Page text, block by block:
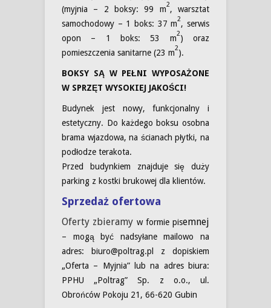
(myjnia – 2 boksy: 99 m2, warsztat
samochodowy – 1 boks: 37 m2, serwis
opon – 1 boks: 53 m2) oraz
pomieszczenia sanitarne (23 m2).
BOKSY SĄ W PEŁNI WYPOSAŻONE
W SPRZĘT WYSOKIEJ JAKOŚCI!
Budynek jest nowy, funkcjonalny i
estetyczny. Do każdego boksu osobna
brama wjazdowa, na ścianach płytki, na
podłodze terakota.
Przed budynkiem znajduje się duży
parking z kostki brukowej dla klientów.
Sprzedaż ofertowa
Oferty zbieramy w formie pisemnej
– mogą być nadsyłane mailowo na
adres: biuro@poltrag.pl z dopiskiem
„Oferta – Myjnia” lub na adres biura:
PPHU „Poltrag” Sp. z o.o., ul.
Obrońców Pokoju 21, 66-620 Gubin